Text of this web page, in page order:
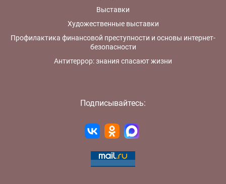
Выставки
Художественные выставки
Профилактика финансовой преступности и основы интернет-
безопасности
Антитеррор: знания спасают жизни
Подписывайтесь: